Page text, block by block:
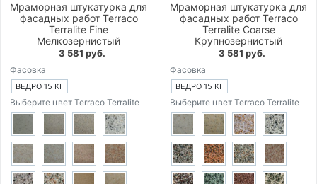
Мраморная штукатурка для
фасадных работ Terraco
Terralite Fine
Мелкозернистый
3 581 руб.
Фасовка
ВЕДРО 15 КГ
Выберите цвет Terraco Terralite
Мраморная штукатурка для
фасадных работ Terraco
Terralite Coarse
Крупнозернистый
3 581 руб.
Фасовка
ВЕДРО 15 КГ
Выберите цвет Terraco Terralite